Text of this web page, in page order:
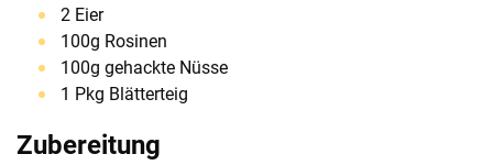
2 Eier
100g Rosinen
100g gehackte Nüsse
1 Pkg Blätterteig
Zubereitung